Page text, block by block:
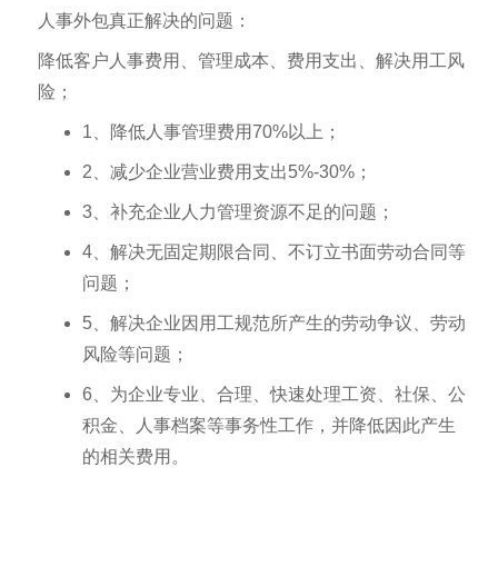
人事外包真正解决的问题：
降低客户人事费用、管理成本、费用支出、解决用工风
险；
1、降低人事管理费用70%以上；
2、减少企业营业费用支出5%-30%；
3、补充企业人力管理资源不足的问题；
4、解决无固定期限合同、不订立书面劳动合同等
问题；
5、解决企业因用工规范所产生的劳动争议、劳动
风险等问题；
6、为企业专业、合理、快速处理工资、社保、公
积金、人事档案等事务性工作，并降低因此产生
的相关费用。